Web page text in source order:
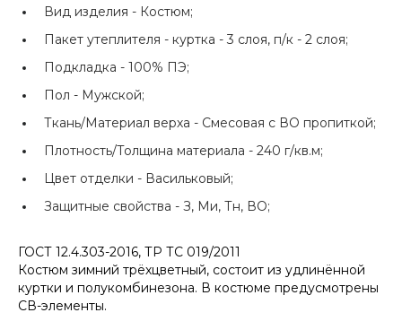
Вид изделия - Костюм;
Пакет утеплителя - куртка - 3 слоя, п/к - 2 слоя;
Подкладка - 100% ПЭ;
Пол - Мужской;
Ткань/Материал верха - Смесовая с ВО пропиткой;
Плотность/Толщина материала - 240 г/кв.м;
Цвет отделки - Васильковый;
Защитные свойства - З, Ми, Тн, ВО;
ГОСТ 12.4.303-2016, ТР ТС 019/2011
Костюм зимний трёхцветный, состоит из удлинённой
куртки и полукомбинезона. В костюме предусмотрены
СВ-элементы.